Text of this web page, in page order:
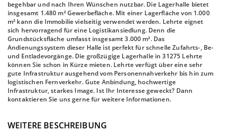
begehbar und nach Ihren Wünschen nutzbar. Die Lagerhalle bietet
insgesamt 1.480 m² Gewerbefläche. Mit einer Lagerfläche von 1.000
m² kann die Immobilie vielseitig verwendet werden. Lehrte eignet
sich hervorragend für eine Logistikansiedlung. Denn die
Grundstücksfläche umfasst insgesamt 3.000 m². Das
Andienungssystem dieser Halle ist perfekt für schnelle Zufahrts-, Be-
und Entladevorgänge. Die großzügige Lagerhalle in 31275 Lehrte
können Sie schon in Kürze mieten. Lehrte verfügt über eine sehr
gute Infrastruktur ausgehend vom Personennahverkehr bis hin zum
logistischen Fernverkehr. Gute Anbindung, hochwertige
Infrastruktur, starkes Image. Ist Ihr Interesse geweckt? Dann
kontaktieren Sie uns gerne für weitere Informationen.
WEITERE BESCHREIBUNG